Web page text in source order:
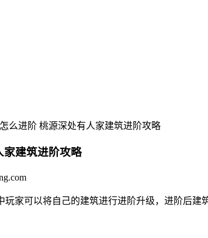
么进阶 桃源深处有人家建筑进阶攻略
家建筑进阶攻略
玩家可以将自己的建筑进行进阶升级，进阶后建